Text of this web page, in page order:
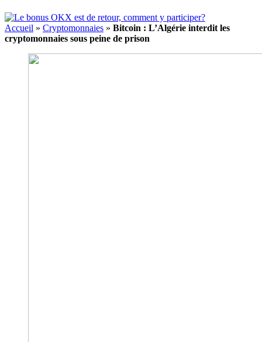
Accueil » Cryptomonnaies » Bitcoin : L’Algérie interdit les
cryptomonnaies sous peine de prison